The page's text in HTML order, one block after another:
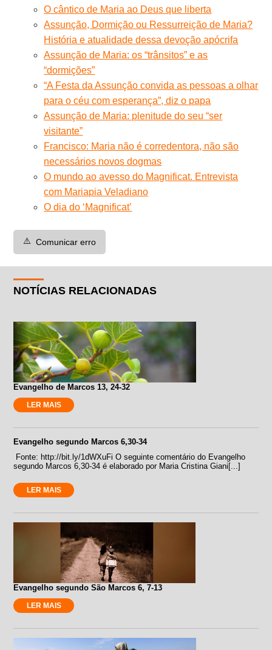
O cântico de Maria ao Deus que liberta
Assunção, Dormição ou Ressurreição de Maria?
História e atualidade dessa devoção apócrifa
Assunção de Maria: os “trânsitos” e as
“dormições”
“A Festa da Assunção convida as pessoas a olhar
para o céu com esperança”, diz o papa
Assunção de Maria: plenitude do seu “ser
visitante”
Francisco: Maria não é corredentora, não são
necessários novos dogmas
O mundo ao avesso do Magnificat. Entrevista
com Mariapia Veladiano
O dia do ‘Magnificat’
⚠️ Comunicar erro
NOTÍCIAS RELACIONADAS
Evangelho de Marcos 13, 24-32
LER MAIS
Evangelho segundo Marcos 6,30-34
Fonte: http://bit.ly/1dWXuFi O seguinte comentário do Evangelho
segundo Marcos 6,30-34 é elaborado por Maria Cristina Giani[...]
LER MAIS
Evangelho segundo São Marcos 6, 7-13
LER MAIS